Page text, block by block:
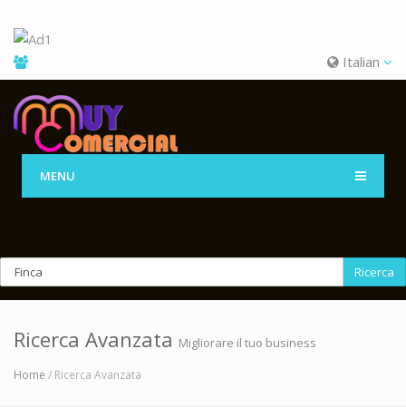
Italian
MENU
Ricerca
Ricerca Avanzata Migliorare il tuo business
Home / Ricerca Avanzata